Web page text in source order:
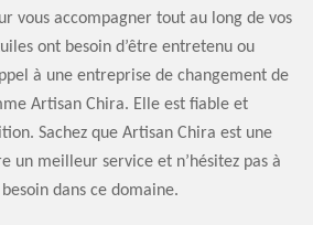
vous accompagner tout au long de vos
ont besoin d’être entretenu ou
à une entreprise de changement de
Artisan Chira. Elle est fiable et
Sachez que Artisan Chira est une
un meilleur service et n’hésitez pas à
dans ce domaine.